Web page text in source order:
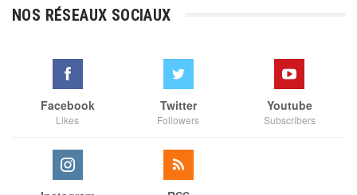
à
NOS RÉSEAUX SOCIAUX
Facebook
Likes
Twitter
Followers
Youtube
Subscribers